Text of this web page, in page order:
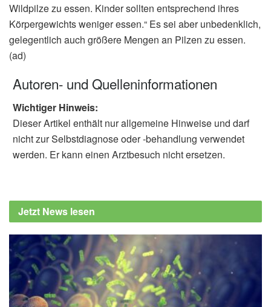
Wildpilze zu essen. Kinder sollten entsprechend ihres
Körpergewichts weniger essen.“ Es sei aber unbedenklich,
gelegentlich auch größere Mengen an Pilzen zu essen.
(ad)
Autoren- und Quelleninformationen
Wichtiger Hinweis:
Dieser Artikel enthält nur allgemeine Hinweise und darf
nicht zur Selbstdiagnose oder -behandlung verwendet
werden. Er kann einen Arztbesuch nicht ersetzen.
Jetzt News lesen